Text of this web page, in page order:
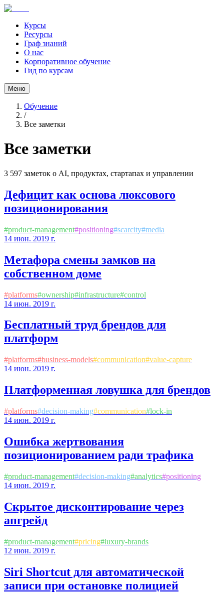
Курсы
Ресурсы
Граф знаний
О нас
Корпоративное обучение
Гид по курсам
Меню
Обучение
/
Все заметки
Все заметки
3 597 заметок о AI, продуктах, стартапах и управлении
Дефицит как основа люксового
позиционирования
#product-management#positioning#scarcity#media
14 июн. 2019 г.
Метафора смены замков на
собственном доме
#platforms#ownership#infrastructure#control
14 июн. 2019 г.
Бесплатный труд брендов для
платформ
#platforms#business-models#communication#value-capture
14 июн. 2019 г.
Платформенная ловушка для брендов
#platforms#decision-making#communication#lock-in
14 июн. 2019 г.
Ошибка жертвования
позиционированием ради трафика
#product-management#decision-making#analytics#positioning
14 июн. 2019 г.
Скрытое дисконтирование через
апгрейд
#product-management#pricing#luxury-brands
12 июн. 2019 г.
Siri Shortcut для автоматической
записи при остановке полицией